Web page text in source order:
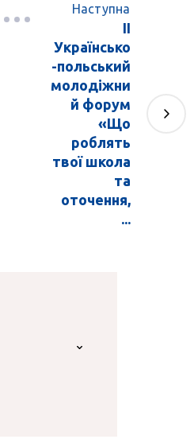
Наступна
ІІ
Українсько
-польський
молодіжни
й форум
«Що
роблять
твої школа
та
оточення,
...